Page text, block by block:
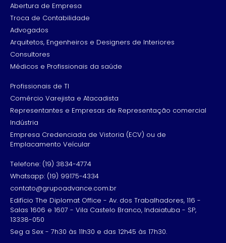
Abertura de Empresa
Troca de Contabilidade
Advogados
Arquitetos, Engenheiros e Designers de Interiores
Consultores
Médicos e Profissionais da saúde
Profissionais de TI
Comércio Varejista e Atacadista
Representantes e Empresas de Representação comercial
Indústria
Empresa Credenciada de Vistoria (ECV) ou de
Emplacamento Veícular
Telefone: (19) 3834-4774
Whatsapp: (19) 99175-4334
contato@grupoadvance.com.br
Edifício The Diplomat Office - Av. dos Trabalhadores, 116 -
Salas 1606 e 1607 - Vila Castelo Branco, Indaiatuba - SP,
13338-050
Seg a Sex - 7h30 às 11h30 e das 12h45 às 17h30.